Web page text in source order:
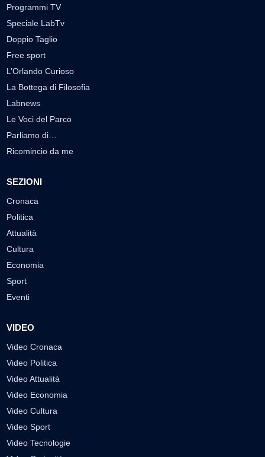
Programmi TV
Speciale LabTv
Doppio Taglio
Free sport
L’Orlando Curioso
La Bottega di Filosofia
Labnews
Le Voci del Parco
Parliamo di…
Ricomincio da me
SEZIONI
Cronaca
Politica
Attualità
Cultura
Economia
Sport
Eventi
VIDEO
Video Cronaca
Video Politica
Video Attualità
Video Economia
Video Cultura
Video Sport
Video Tecnologie